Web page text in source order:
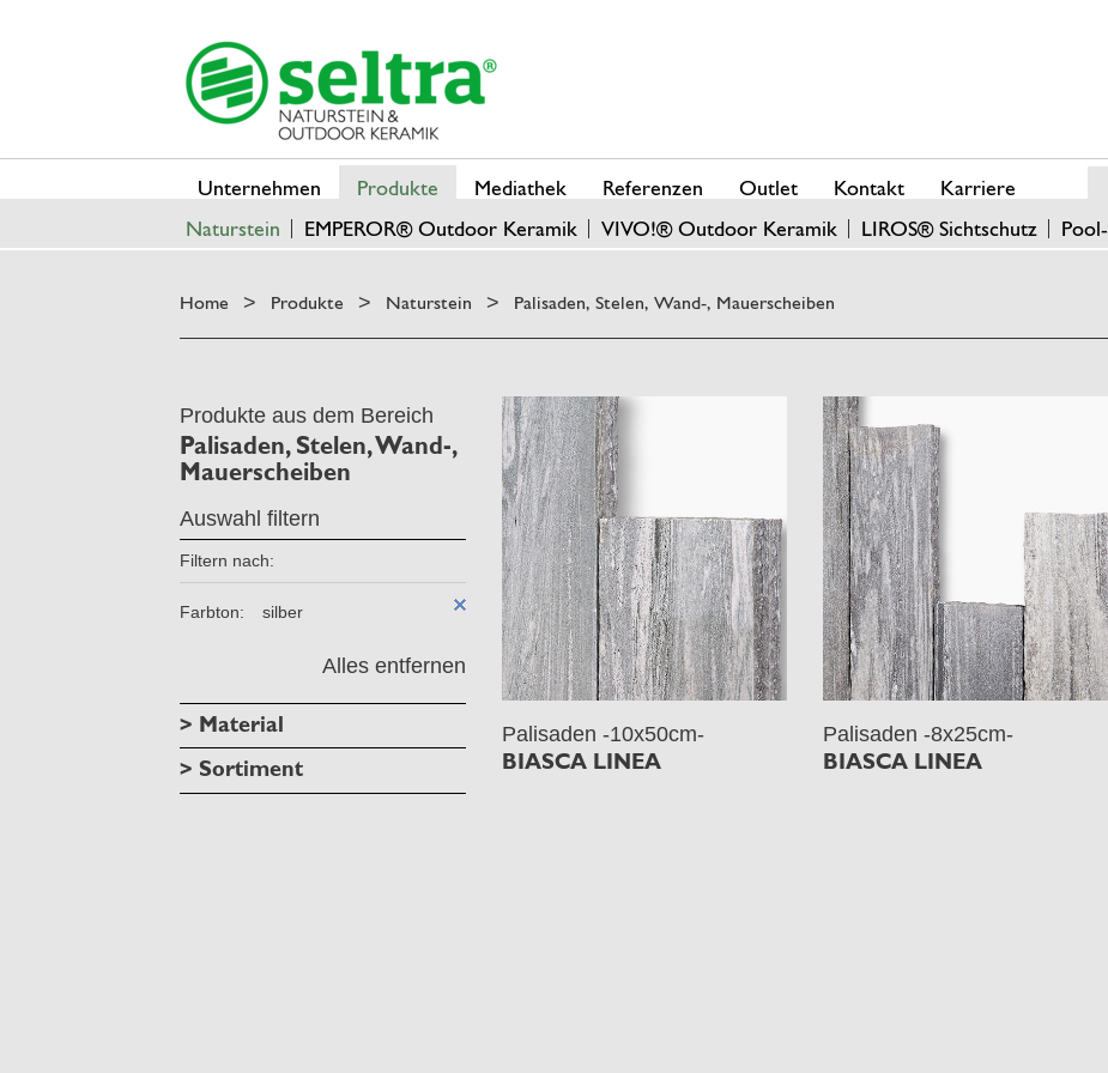
Unternehmen
Produkte
Naturstein
EMPEROR® Outdoor Keramik VIVO!® Outdoor Keramik LIROS® Sichtschutz
Mediathek Referenzen Outlet Kontakt Karriere
Home > Produkte > Naturstein > Palisaden, Stelen, Wand-, Mauerscheiben
Produkte aus dem Bereich
Palisaden, Stelen, Wand-,
Mauerscheiben
Auswahl filtern
Filtern nach:
Farbton: silber
Alles entfernen
> Material
> Sortiment
Palisaden -10x50cm-
BIASCA LINEA
Palisaden -8x25cm-
BIASCA LINEA